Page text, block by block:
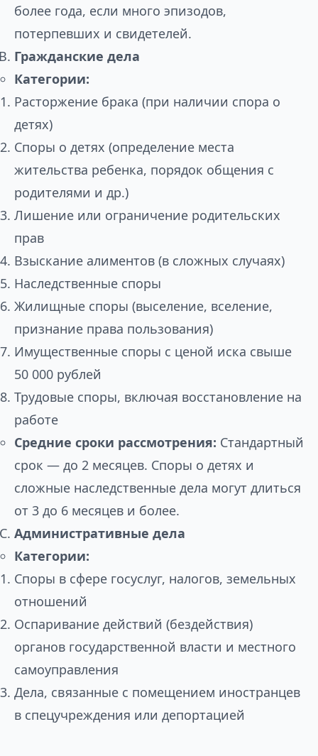
более года, если много эпизодов,
потерпевших и свидетелей.
Гражданские дела
Категории:
Расторжение брака (при наличии спора о
детях)
Споры о детях (определение места
жительства ребенка, порядок общения с
родителями и др.)
Лишение или ограничение родительских
прав
Взыскание алиментов (в сложных случаях)
Наследственные споры
Жилищные споры (выселение, вселение,
признание права пользования)
Имущественные споры с ценой иска свыше
50 000 рублей
Трудовые споры, включая восстановление на
работе
Средние сроки рассмотрения: Стандартный
срок — до 2 месяцев. Споры о детях и
сложные наследственные дела могут длиться
от 3 до 6 месяцев и более.
Административные дела
Категории:
Споры в сфере госуслуг, налогов, земельных
отношений
Оспаривание действий (бездействия)
органов государственной власти и местного
самоуправления
Дела, связанные с помещением иностранцев
в спецучреждения или депортацией